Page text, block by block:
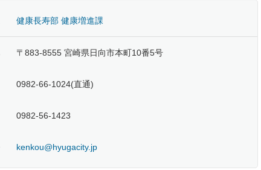
健康長寿部 健康増進課
〒883-8555 宮崎県日向市本町10番5号
0982-66-1024(直通)
0982-56-1423
kenkou@hyugacity.jp